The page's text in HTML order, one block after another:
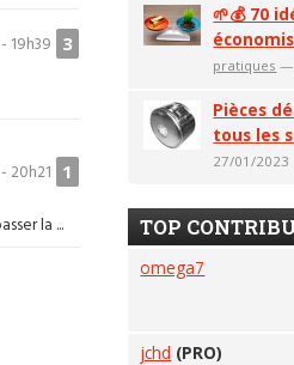
3
19h39
1
20h21
la ...
🌱💰 70
pratiques —
Pièces
tous les
27/01/2023
TOP
omega7
jchd (PRO)